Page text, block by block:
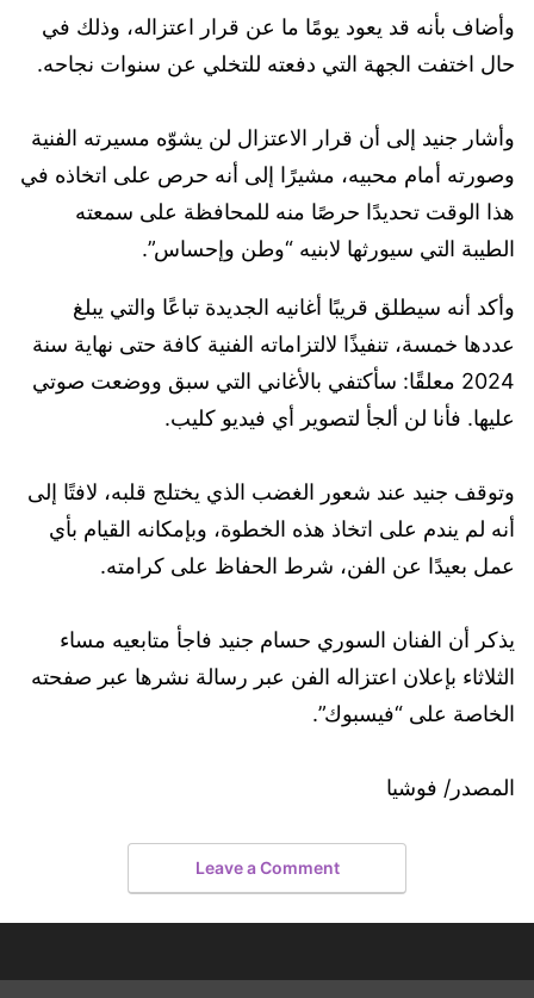
وأضاف بأنه قد يعود يومًا ما عن قرار اعتزاله، وذلك في
حال اختفت الجهة التي دفعته للتخلي عن سنوات نجاحه.
وأشار جنيد إلى أن قرار الاعتزال لن يشوّه مسيرته الفنية
وصورته أمام محبيه، مشيرًا إلى أنه حرص على اتخاذه في
هذا الوقت تحديدًا حرصًا منه للمحافظة على سمعته
الطيبة التي سيورثها لابنيه “وطن وإحساس”.
وأكد أنه سيطلق قريبًا أغانيه الجديدة تباعًا والتي يبلغ
عددها خمسة، تنفيذًا لالتزاماته الفنية كافة حتى نهاية سنة
2024 معلقًا: سأكتفي بالأغاني التي سبق ووضعت صوتي
عليها. فأنا لن ألجأ لتصوير أي فيديو كليب.
وتوقف جنيد عند شعور الغضب الذي يختلج قلبه، لافتًا إلى
أنه لم يندم على اتخاذ هذه الخطوة، وبإمكانه القيام بأي
عمل بعيدًا عن الفن، شرط الحفاظ على كرامته.
يذكر أن الفنان السوري حسام جنيد فاجأ متابعيه مساء
الثلاثاء بإعلان اعتزاله الفن عبر رسالة نشرها عبر صفحته
الخاصة على “فيسبوك”.
المصدر/ فوشيا
Leave a Comment